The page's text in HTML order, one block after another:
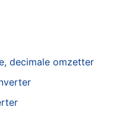
decimale omzetter